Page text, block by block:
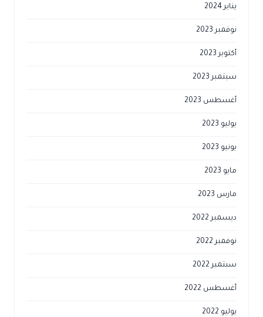
يناير 2024
نوفمبر 2023
أكتوبر 2023
سبتمبر 2023
أغسطس 2023
يوليو 2023
يونيو 2023
مايو 2023
مارس 2023
ديسمبر 2022
نوفمبر 2022
سبتمبر 2022
أغسطس 2022
يوليو 2022